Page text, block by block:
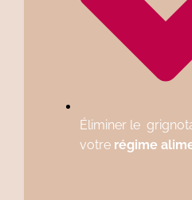
Éliminer le
votre régime